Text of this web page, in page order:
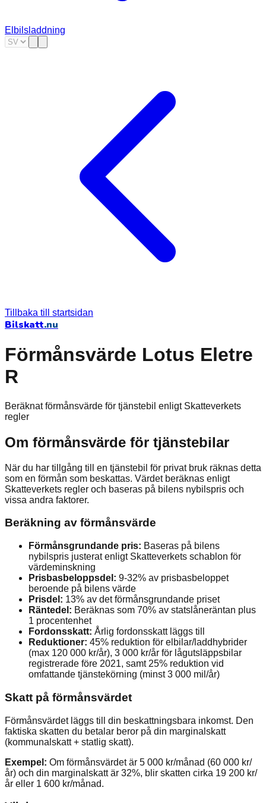
Elbilsladdning
Tillbaka till startsidan
Bilskatt.nu
Förmånsvärde Lotus Eletre
R
Beräknat förmånsvärde för tjänstebil enligt Skatteverkets
regler
Om förmånsvärde för tjänstebilar
När du har tillgång till en tjänstebil för privat bruk räknas detta
som en förmån som beskattas. Värdet beräknas enligt
Skatteverkets regler och baseras på bilens nybilspris och
vissa andra faktorer.
Beräkning av förmånsvärde
Förmånsgrundande pris: Baseras på bilens
nybilspris justerat enligt Skatteverkets schablon för
värdeminskning
Prisbasbeloppsdel: 9-32% av prisbasbeloppet
beroende på bilens värde
Prisdel: 13% av det förmånsgrundande priset
Räntedel: Beräknas som 70% av statslåneräntan plus
1 procentenhet
Fordonsskatt: Årlig fordonsskatt läggs till
Reduktioner: 45% reduktion för elbilar/laddhybrider
(max 120 000 kr/år), 3 000 kr/år för lågutsläppsbilar
registrerade före 2021, samt 25% reduktion vid
omfattande tjänstekörning (minst 3 000 mil/år)
Skatt på förmånsvärdet
Förmånsvärdet läggs till din beskattningsbara inkomst. Den
faktiska skatten du betalar beror på din marginalskatt
(kommunalskatt + statlig skatt).
Exempel: Om förmånsvärdet är 5 000 kr/månad (60 000 kr/
år) och din marginalskatt är 32%, blir skatten cirka 19 200 kr/
år eller 1 600 kr/månad.